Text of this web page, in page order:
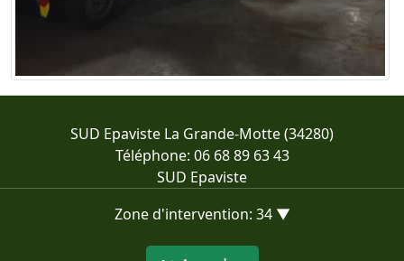
SUD Epaviste La Grande-Motte (34280)
Téléphone: 06 68 89 63 43
SUD Epaviste
Zone d'intervention: 34 ▼